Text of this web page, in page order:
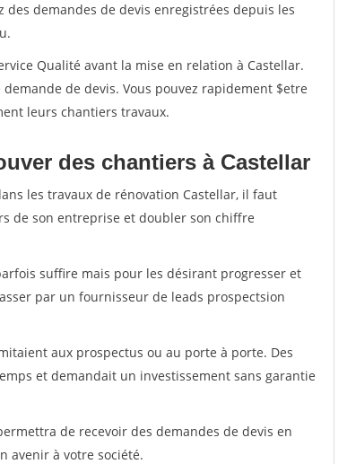
demandes de devis enregistrées depuis les
Qualité avant la mise en relation à Castellar.
de devis. Vous pouvez rapidement $etre
leurs chantiers travaux.
des chantiers à Castellar
les travaux de rénovation Castellar, il faut
de son entreprise et doubler son chiffre
suffire mais pour les désirant progresser et
par un fournisseur de leads prospectsion
aux prospectus ou au porte à porte. Des
et demandait un investissement sans garantie
de recevoir des demandes de devis en
avenir à votre société.